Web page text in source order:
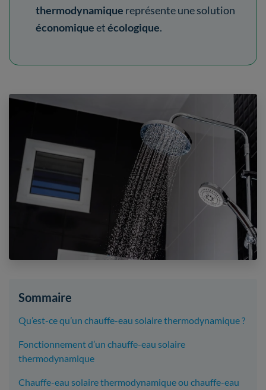
thermodynamique représente une solution
économiqueetécologique.
Sommaire
Qu’est-ce qu’un chauffe-eau solaire thermodynamique ?
Fonctionnement d’un chauffe-eau solaire
thermodynamique
Chauffe-eau solaire thermodynamique ou chauffe-eau